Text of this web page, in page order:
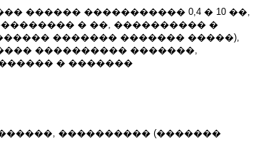
������ ����������� 0,4 � 10 ��,
� ��, ���������� �
������� ������� �����),
���������� �������,
� �������
���������� (�������